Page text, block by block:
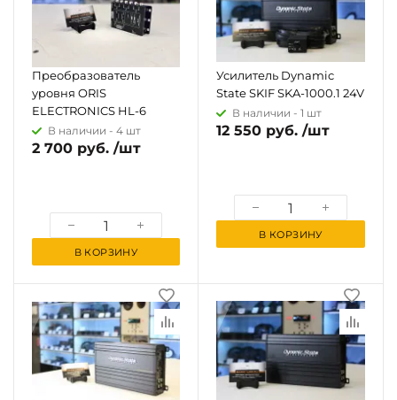
Преобразователь
уровня ORIS
ELECTRONICS HL-6
В наличии - 4 шт
2 700 руб. /шт
В КОРЗИНУ
Усилитель Dynamic
State SKIF SKA-1000.1 24V
В наличии - 1 шт
12 550 руб. /шт
В КОРЗИНУ